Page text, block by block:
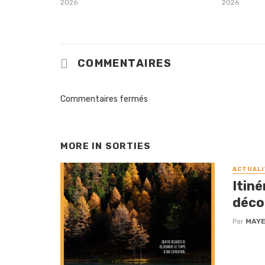
2026 2026
COMMENTAIRES
Commentaires fermés
MORE IN SORTIES
Par